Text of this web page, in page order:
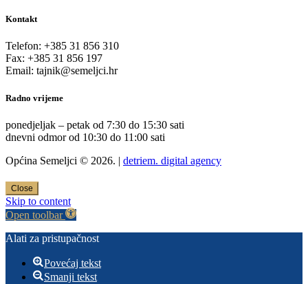
Kontakt
Telefon: +385 31 856 310
Fax: +385 31 856 197
Email: tajnik@semeljci.hr
Radno vrijeme
ponedjeljak – petak od 7:30 do 15:30 sati
dnevni odmor od 10:30 do 11:00 sati
Općina Semeljci © 2026. | detriem. digital agency
Close
Skip to content
Open toolbar
Alati za pristupačnost
Povećaj tekst
Smanji tekst